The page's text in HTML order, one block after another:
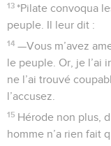
13 *Pilate convoqua
peuple. Il leur dit :
14 —Vous m’avez
le peuple. Or, je l’ai
ne l’ai trouvé
l’accusez.
15 Hérode non plus,
homme n’a rien fait